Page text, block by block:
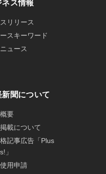
ネス情報
リリース
スキーワード
ュース
新聞について
要
載について
記事広告「Plus
」
用申請